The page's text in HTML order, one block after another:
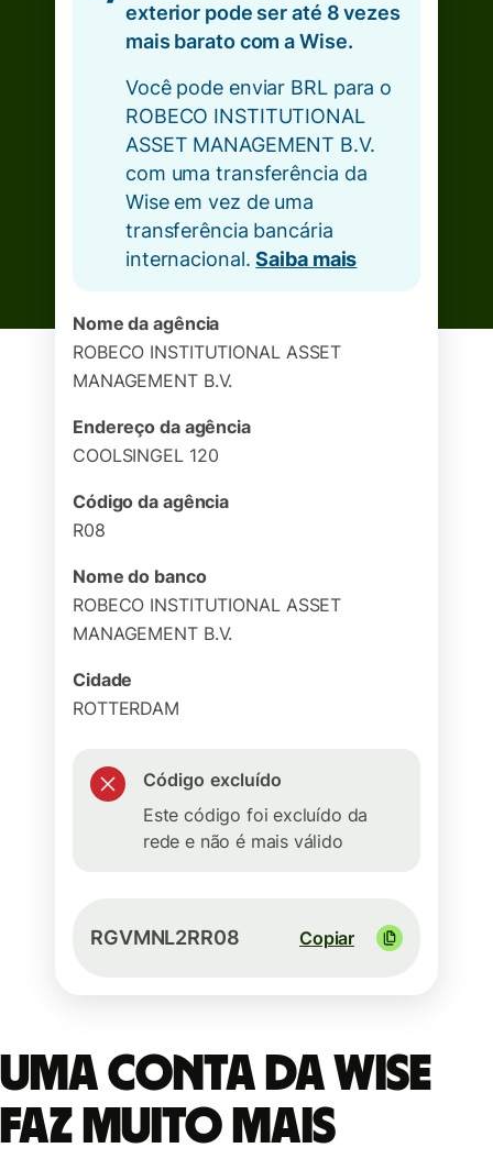
exterior pode ser até 8 vezes
mais barato com a Wise.
Você pode enviar BRL para o
ROBECO INSTITUTIONAL
ASSET MANAGEMENT B.V.
com uma transferência da
Wise em vez de uma
transferência bancária
internacional.Saiba mais
Nome da agência
ROBECO INSTITUTIONAL ASSET
MANAGEMENT B.V.
Endereço da agência
COOLSINGEL 120
Código da agência
R08
Nome do banco
ROBECO INSTITUTIONAL ASSET
MANAGEMENT B.V.
Cidade
ROTTERDAM
Código excluído
Este código foi excluído da
rede e não é mais válido
RGVMNL2RR08 Copiar
Uma conta da Wise
faz muito mais